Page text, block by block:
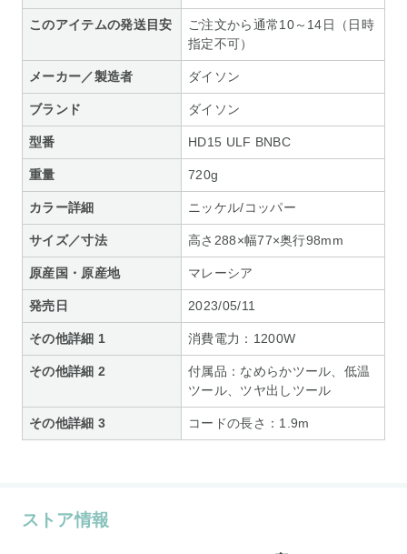
このアイテムの発送目安
ご注文から通常10～14日（日時
指定不可）
メーカー／製造者 ダイソン
ブランド ダイソン
型番 HD15 ULF BNBC
重量 720g
カラー詳細 ニッケル/コッパー
サイズ／寸法 高さ288×幅77×奥行98mm
原産国・原産地 マレーシア
発売日 2023/05/11
その他詳細 1 消費電力：1200W
その他詳細 2
付属品：なめらかツール、低温
ツール、ツヤ出しツール
その他詳細 3 コードの長さ：1.9m
ストア情報